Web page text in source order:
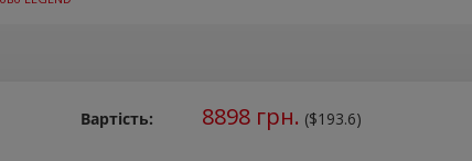
Вартість: 8898грн. ($193.6)